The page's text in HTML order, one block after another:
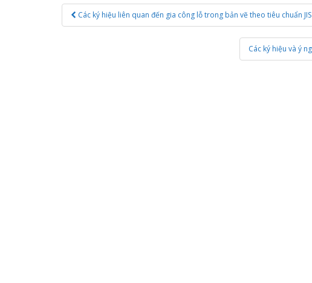
Post
navigation
Các ký hiệu liên quan đến gia công lỗ trong bản vẽ theo tiêu chuẩn
Các ký hiệu và ý